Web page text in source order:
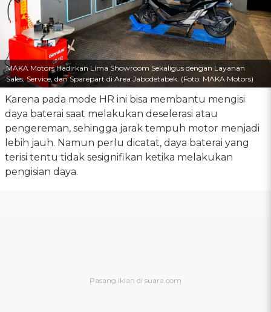
MAKA Motors Hadirkan Lima Showroom Sekaligus dengan Layanan
Sales, Service, dan Sparepart di Area Jabodetabek. (Foto: MAKA Motors)
Karena pada mode HR ini bisa membantu mengisi
daya baterai saat melakukan deselerasi atau
pengereman, sehingga jarak tempuh motor menjadi
lebih jauh. Namun perlu dicatat, daya baterai yang
terisi tentu tidak sesignifikan ketika melakukan
pengisian daya.